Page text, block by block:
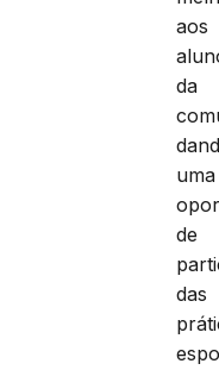
aos
da
uma
de
das